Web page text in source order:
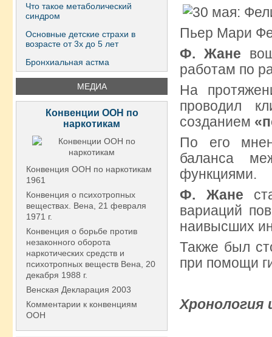
Что такое метаболический
синдром
Основные детские страхи в
возрасте от 3х до 5 лет
Бронхиальная астма
МЕДИА
Конвенции ООН по
наркотикам
Конвенция ООН по наркотикам
1961
Конвенция о психотропных
веществах. Вена, 21 февраля
1971 г.
Конвенция о борьбе против
незаконного оборота
наркотических средств и
психотропных веществ Вена, 20
декабря 1988 г.
Венская Декларация 2003
Комментарии к конвенциям
ООН
Пьер Мари
Ф. Жане
работам по
На
проводил
созданием
По его
баланса
функциями.
Ф. Жане
вариаций
наивысших
Также был
при помощи
Хронология